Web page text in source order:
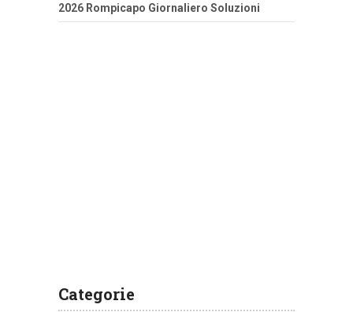
2026 Rompicapo Giornaliero Soluzioni
Categorie